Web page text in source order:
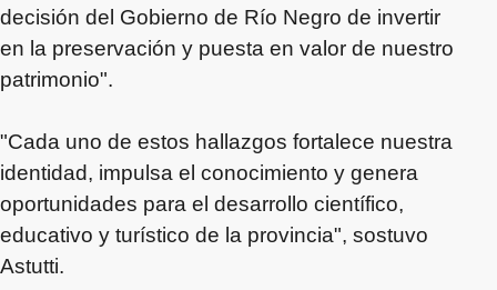
decisión del Gobierno de Río Negro de invertir
en la preservación y puesta en valor de nuestro
patrimonio".
"Cada uno de estos hallazgos fortalece nuestra
identidad, impulsa el conocimiento y genera
oportunidades para el desarrollo científico,
educativo y turístico de la provincia", sostuvo
Astutti.